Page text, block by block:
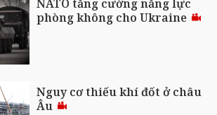
NATO tăng cường năng lực
phòng không cho Ukraine
Nguy cơ thiếu khí đốt ở châu
Âu